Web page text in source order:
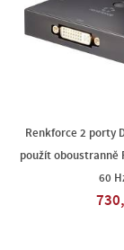
Renkforce 2 porty
použít oboustranně
60